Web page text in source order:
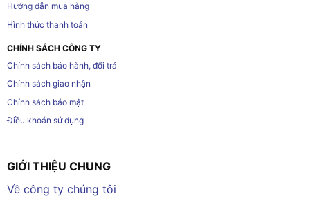
Hướng dẫn mua hàng
Hình thức thanh toán
CHÍNH SÁCH CÔNG TY
Chính sách bảo hành, đổi trả
Chính sách giao nhận
Chính sách bảo mật
Điều khoản sử dụng
GIỚI THIỆU CHUNG
Về công ty chúng tôi